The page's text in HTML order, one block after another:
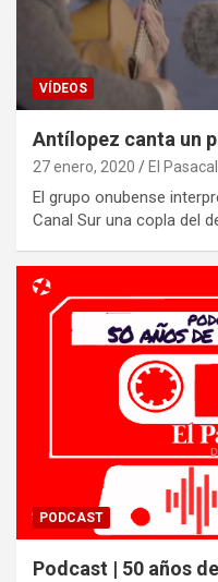
VÍDEOS
Antílopez canta un
27 enero, 2020 El
El grupo onubense
Canal Sur una copla del
PODCAST
Podcast | 50 años